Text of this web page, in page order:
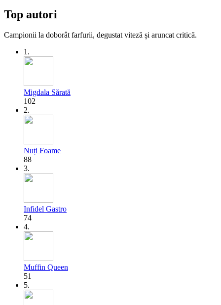
Top autori
Campionii la doborât farfurii, degustat viteză și aruncat critică.
1.
Migdala Sărată
102
2.
Nuți Foame
88
3.
Infidel Gastro
74
4.
Muffin Queen
51
5.